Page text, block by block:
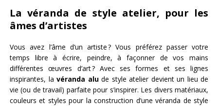
La véranda de style atelier, pour les
âmes d’artistes
Vous avez l’âme d’un artiste ? Vous préférez passer votre
temps libre à écrire, peindre, à façonner de vos mains
différentes œuvres d’art ? Avec ses formes et ses lignes
inspirantes, la véranda alude style atelier devient un lieu de
vie (ou de travail) parfaite pour s’inspirer. Les divers matériaux,
couleurs et styles pour la construction d’une véranda de style